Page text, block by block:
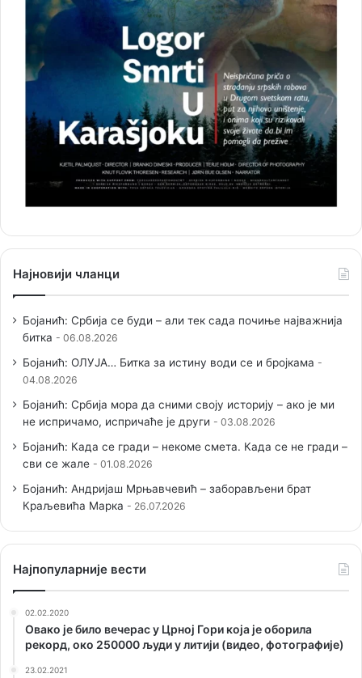
Најновији чланци
Бојанић: Србија се буди – али тек сада почиње најважнија
битка
06.08.2026
Бојанић: ОЛУЈА… Битка за истину води се и бројкама
04.08.2026
Бојанић: Србија мора да сними своју историју – ако је ми
не испричамо, испричаће је други
03.08.2026
Бојанић: Када се гради – некоме смета. Када се не гради –
сви се жале
01.08.2026
Бојанић: Андријаш Мрњавчевић – заборављени брат
Краљевића Марка
26.07.2026
Наjпопуларније вести
02.02.2020
Овако је било вечерас у Црној Гори која је оборила
рекорд, око 250000 људи у литији (видео, фотографије)
23.02.2021